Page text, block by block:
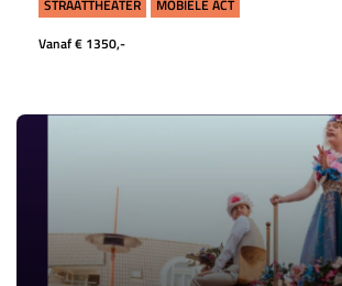
STRAATTHEATER
MOBIELE ACT
Vanaf € 1350,-